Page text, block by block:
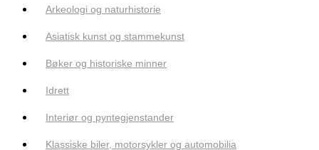
Arkeologi og naturhistorie
Asiatisk kunst og stammekunst
Bøker og historiske minner
Idrett
Interiør og pyntegjenstander
Klassiske biler, motorsykler og automobilia